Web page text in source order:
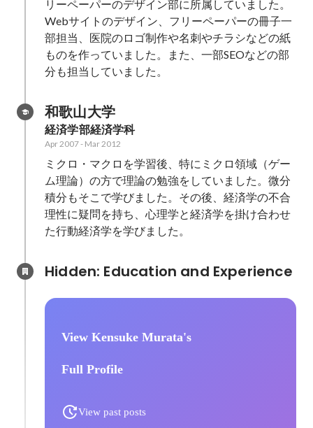
リーペーパーのデザイン部に所属していました。
Webサイトのデザイン、フリーペーパーの冊子一
部担当、医院のロゴ制作や名刺やチラシなどの紙
ものを作っていました。また、一部SEOなどの部
和歌山大学
経済学部経済学科
Apr 2007- Mar 2012
ミクロ・マクロを学習後、特にミクロ領域（ゲー
ム理論）の方で理論の勉強をしていました。微分
積分もそこで学びました。その後、経済学の不合
理性に疑問を持ち、心理学と経済学を掛け合わせ
た行動経済学を学びました。
View Kensuke Murata's
Full Profile
View past posts